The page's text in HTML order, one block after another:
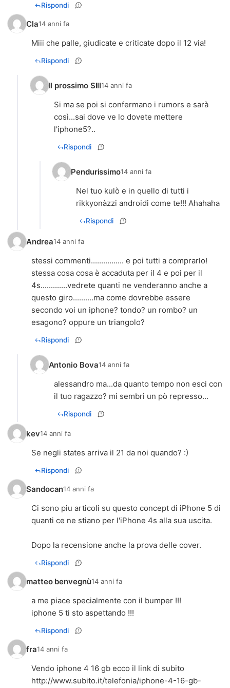
Rispondi
Cla14 anni fa
Miii che palle, giudicate e criticate dopo il 12 via!
Rispondi
Il prossimo SIII14 anni fa
Si ma se poi si confermano i rumors e sarà
così...sai dove ve lo dovete mettere
l'iphone5?..
Rispondi
Pendurissimo14 anni fa
Nel tuo kulò e in quello di tutti i
rikkyonàzzi androidi come te!!! Ahahaha
Rispondi
Andrea14 anni fa
stessi commenti................ e poi tutti a comprarlo!
stessa cosa cosa è accaduta per il 4 e poi per il
4s.............vedrete quanti ne venderanno anche a
questo giro..........ma come dovrebbe essere
secondo voi un iphone? tondo? un rombo? un
esagono? oppure un triangolo?
Rispondi
Antonio Bova14 anni fa
alessandro ma...da quanto tempo non esci con
il tuo ragazzo? mi sembri un pò represso...
Rispondi
kev14 anni fa
Se negli states arriva il 21 da noi quando? :)
Rispondi
Sandocan14 anni fa
Ci sono piu articoli su questo concept di iPhone 5 di
quanti ce ne stiano per l'iPhone 4s alla sua uscita.
Dopo la recensione anche la prova delle cover.
Rispondi
matteo benvegnù14 anni fa
a me piace specialmente con il bumper !!!
Rispondi
fra14 anni fa
Vendo iphone 4 16 gb ecco il link di subito
http://www.subito.it/telefonia/iphone-4-16-gb-